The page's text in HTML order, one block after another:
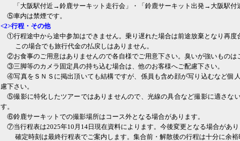
「大阪駅付近→鈴鹿サーキット走行会」・「鈴鹿サーキット出発→大阪駅付
⑤車内は禁煙です。
<2>⾏程・その他
①行程途中から途中参加はできません。乗り遅れた場合は前途放棄となり再度
この場合でも旅行代金の払戻しはありません。
②お食事のご用意はありませんので各自様でご用意下さい。臭いが強いものは
③三脚等のカメラ固定具の持ち込む場合は、他のお客様へご配慮下さい。
④写真をＳＮＳに掲出頂いても結構ですが、係員も含め顔が写り込むなど個
慮下さい。
⑤撮影に特化したツアーではありませんので、光線の具合など撮影に適さな
す。
⑥鈴鹿サーキットでの撮影場所はコース外となる場合があります。
⑦当行程表は2025年10月14日現在資料によります。今後変更となる場合があり
確定時刻は最終行程表でご案内します。集合前・解散後の行程は十分に余裕